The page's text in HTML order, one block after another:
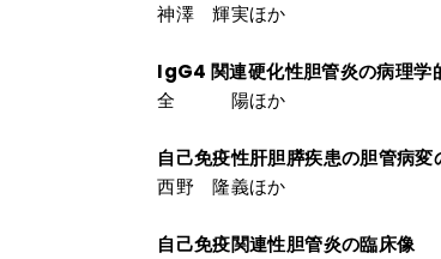
神澤 輝実ほか
IgG4 関連硬化性胆管炎の病理学
全 陽ほか
自己免疫性肝胆膵疾患の胆管病
西野 隆義ほか
自己免疫関連性胆管炎の臨床像